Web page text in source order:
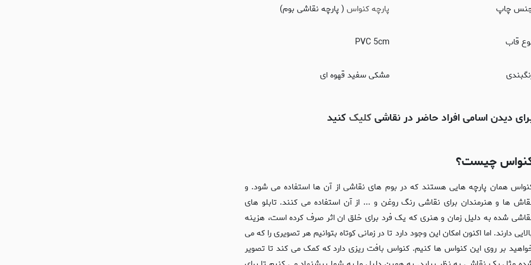
چاپ پارچه کنواس ( پارچه نقاشی بوم)
قاب PVC 5cm
مشکی سفید قهوه ای
دیدن اسامی افراد حاضر در نقاشیکلیککنید
چیست؟
همان پارچه هایی هستند که در بوم های نقاشی از آن ها استفاده می شود. و
ها و هنرمندان برای نقاشی رنگ روغن و ... از آن استفاده می کنند. تابلو های
شده به دلیل زمان و هنری که یک فرد برای خلق ان اثر صرف کرده است، هزینه
دارند. اما اکنون امکان این وجود دارد تا در زمانی کوتاه بتوانیم هر تصویری را که می
بر روی این کنواس ها کنیم. کنواس بافت ریزی دارد که کمک می کند تا تصویر